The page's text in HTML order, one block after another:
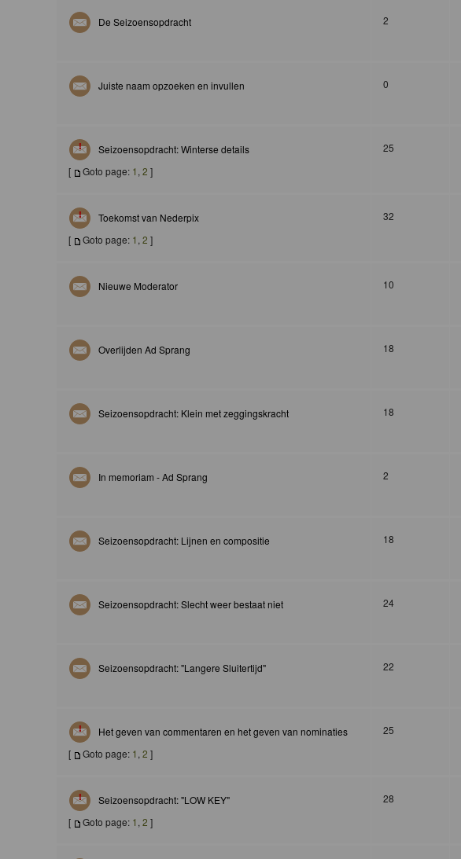
De Seizoensopdracht 2
Juiste naam opzoeken en invullen 0
Seizoensopdracht: Winterse details
[
Goto page: 1 ,2 ]
25
Toekomst van Nederpix
[
Goto page: 1 ,2 ]
32
Nieuwe Moderator 10
Overlijden Ad Sprang 18
Seizoensopdracht: Klein met zeggingskracht 18
In memoriam - Ad Sprang 2
Seizoensopdracht: Lijnen en compositie 18
Seizoensopdracht: Slecht weer bestaat niet 24
Seizoensopdracht: "Langere Sluitertijd" 22
Het geven van commentaren en het geven van nominaties
[
Goto page: 1 ,2 ]
25
Seizoensopdracht: "LOW KEY"
[
Goto page: 1 ,2 ]
28